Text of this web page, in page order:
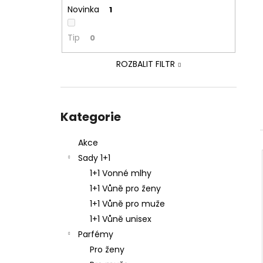
Novinka 1
Tip 0
ROZBALIT FILTR
kategorie
Kategorie
Akce
Sady 1+1
1+1 Vonné mlhy
1+1 Vůně pro ženy
1+1 Vůně pro muže
1+1 Vůně unisex
Parfémy
Pro ženy
NENESS P'DOXE
129 Kč